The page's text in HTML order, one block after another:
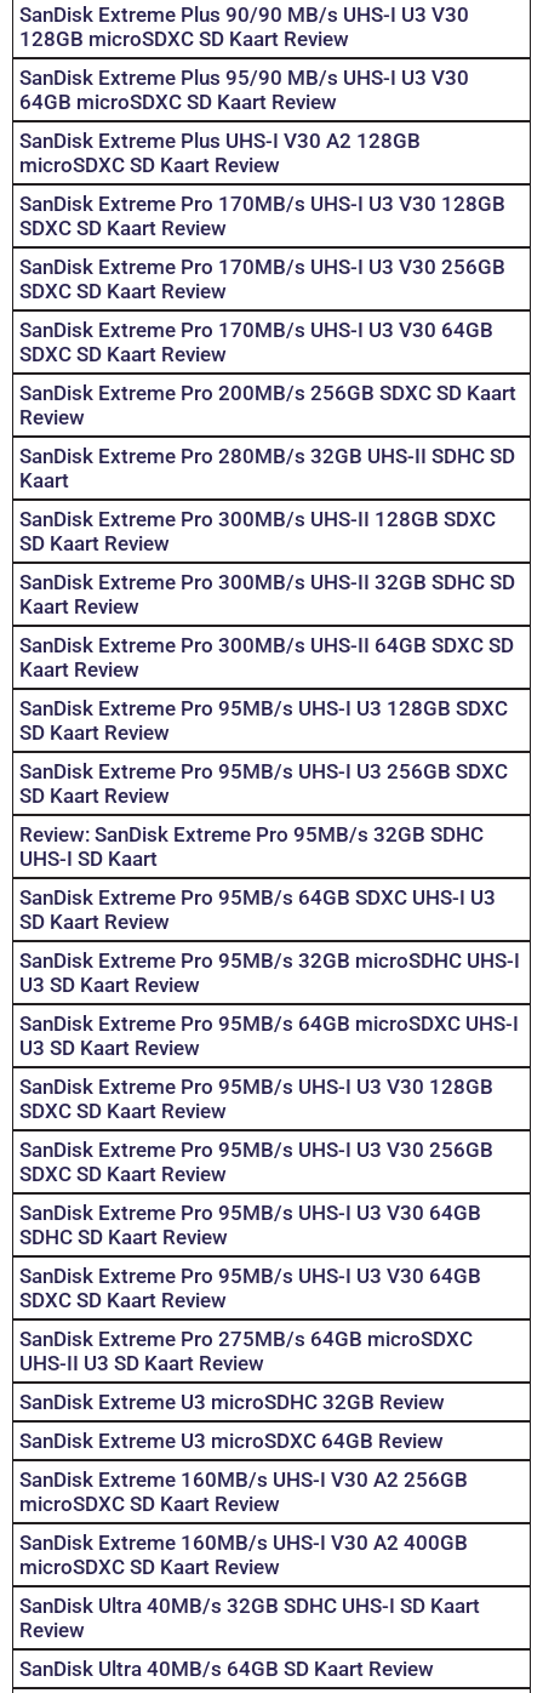
SanDisk Extreme Plus 90/90 MB/s UHS-I U3 V30
128GB microSDXC SD Kaart Review
SanDisk Extreme Plus 95/90 MB/s UHS-I U3 V30
64GB microSDXC SD Kaart Review
SanDisk Extreme Plus UHS-I V30 A2 128GB
microSDXC SD Kaart Review
SanDisk Extreme Pro 170MB/s UHS-I U3 V30 128GB
SDXC SD Kaart Review
SanDisk Extreme Pro 170MB/s UHS-I U3 V30 256GB
SDXC SD Kaart Review
SanDisk Extreme Pro 170MB/s UHS-I U3 V30 64GB
SDXC SD Kaart Review
SanDisk Extreme Pro 200MB/s 256GB SDXC SD Kaart
Review
SanDisk Extreme Pro 280MB/s 32GB UHS-II SDHC SD
Kaart
SanDisk Extreme Pro 300MB/s UHS-II 128GB SDXC
SD Kaart Review
SanDisk Extreme Pro 300MB/s UHS-II 32GB SDHC SD
Kaart Review
SanDisk Extreme Pro 300MB/s UHS-II 64GB SDXC SD
Kaart Review
SanDisk Extreme Pro 95MB/s UHS-I U3 128GB SDXC
SD Kaart Review
SanDisk Extreme Pro 95MB/s UHS-I U3 256GB SDXC
SD Kaart Review
Review: SanDisk Extreme Pro 95MB/s 32GB SDHC
UHS-I SD Kaart
SanDisk Extreme Pro 95MB/s 64GB SDXC UHS-I U3
SD Kaart Review
SanDisk Extreme Pro 95MB/s 32GB microSDHC UHS-I
U3 SD Kaart Review
SanDisk Extreme Pro 95MB/s 64GB microSDXC UHS-I
U3 SD Kaart Review
SanDisk Extreme Pro 95MB/s UHS-I U3 V30 128GB
SDXC SD Kaart Review
SanDisk Extreme Pro 95MB/s UHS-I U3 V30 256GB
SDXC SD Kaart Review
SanDisk Extreme Pro 95MB/s UHS-I U3 V30 64GB
SDHC SD Kaart Review
SanDisk Extreme Pro 95MB/s UHS-I U3 V30 64GB
SDXC SD Kaart Review
SanDisk Extreme Pro 275MB/s 64GB microSDXC
UHS-II U3 SD Kaart Review
SanDisk Extreme U3 microSDHC 32GB Review
SanDisk Extreme U3 microSDXC 64GB Review
SanDisk Extreme 160MB/s UHS-I V30 A2 256GB
microSDXC SD Kaart Review
SanDisk Extreme 160MB/s UHS-I V30 A2 400GB
microSDXC SD Kaart Review
SanDisk Ultra 40MB/s 32GB SDHC UHS-I SD Kaart
Review
SanDisk Ultra 40MB/s 64GB SD Kaart Review